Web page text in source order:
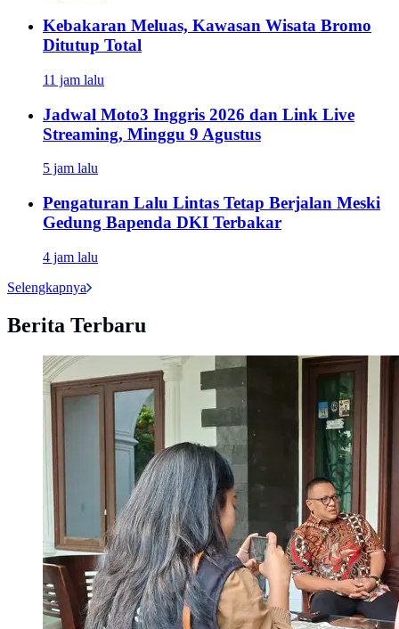
Kebakaran Meluas, Kawasan Wisata Bromo
Ditutup Total
11 jam lalu
Jadwal Moto3 Inggris 2026 dan Link Live
Streaming, Minggu 9 Agustus
5 jam lalu
Pengaturan Lalu Lintas Tetap Berjalan Meski
Gedung Bapenda DKI Terbakar
4 jam lalu
Selengkapnya
Berita Terbaru